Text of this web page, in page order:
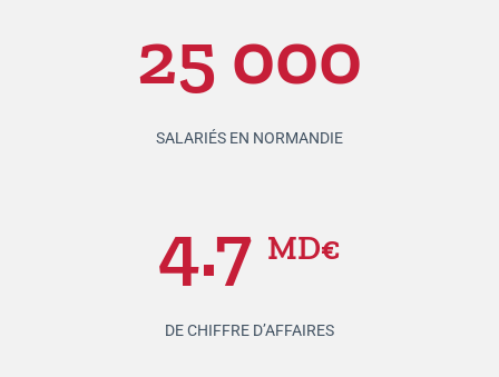
25 000
SALARIÉS EN NORMANDIE
4.7 MD€
DE CHIFFRE D’AFFAIRES